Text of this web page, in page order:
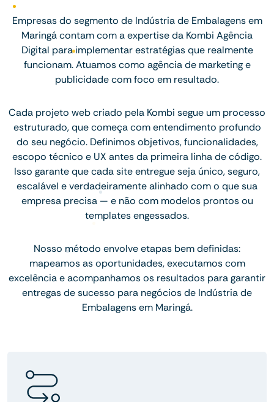
Empresas do segmento de Indústria de Embalagens em
Maringá contam com a expertise da Kombi Agência
Digital para implementar estratégias que realmente
funcionam. Atuamos como agência de marketing e
publicidade com foco em resultado.
Cada projeto web criado pela Kombi segue um processo
estruturado, que começa com entendimento profundo
do seu negócio. Definimos objetivos, funcionalidades,
escopo técnico e UX antes da primeira linha de código.
Isso garante que cada site entregue seja único, seguro,
escalável e verdadeiramente alinhado com o que sua
empresa precisa — e não com modelos prontos ou
templates engessados.
Nosso método envolve etapas bem definidas:
mapeamos as oportunidades, executamos com
excelência e acompanhamos os resultados para garantir
entregas de sucesso para negócios de Indústria de
Embalagens em Maringá.